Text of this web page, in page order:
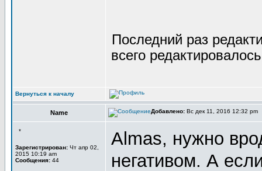
Последний раз
всего
Вернуться к началу
Name Добавлено: Вс дек 11, 2016 12:32 pm
*
Зарегистрирован: Чт апр 02,
2015 10:19 am
Сообщения: 44
Almas, нужно
негативом. А